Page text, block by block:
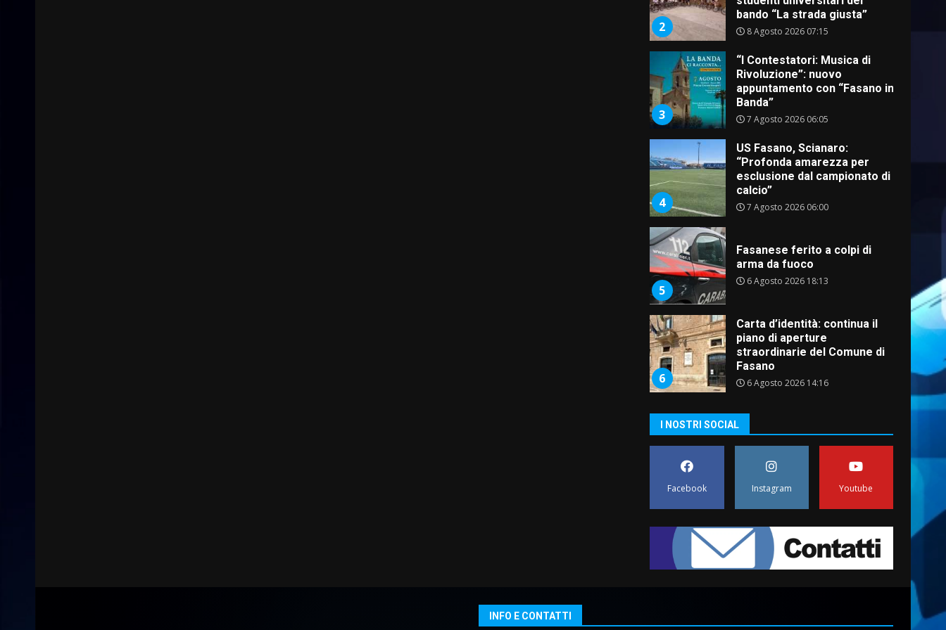
2
bando “La strada giusta”
8 Agosto 2026 07:15
3
“I Contestatori: Musica di
Rivoluzione”: nuovo
appuntamento con “Fasano in
Banda”
7 Agosto 2026 06:05
4
US Fasano, Scianaro:
“Profonda amarezza per
esclusione dal campionato di
calcio”
7 Agosto 2026 06:00
5
Fasanese ferito a colpi di
arma da fuoco
6 Agosto 2026 18:13
6
Carta d’identità: continua il
piano di aperture
straordinarie del Comune di
Fasano
6 Agosto 2026 14:16
Grazia Neglia, coordinatrice
cittadina di Fratelli d’Italia,
6 Agosto 2026 08:00
Savelletri in festa, domani
Uccio De Santis
8 Agosto 2026 07:30
I NOSTRI SOCIAL
Facebook Instagram Youtube
INFO E CONTATTI